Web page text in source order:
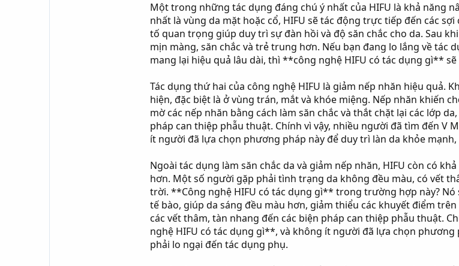
Một trong những tác dụng đáng chú ý nhất của HIFU là khả năng
nhất là vùng da mặt hoặc cổ, HIFU sẽ tác động trực tiếp đến các
tố quan trọng giúp duy trì sự đàn hồi và độ săn chắc cho da. Sau
mịn màng, săn chắc và trẻ trung hơn. Nếu bạn đang lo lắng về
mang lại hiệu quả lâu dài, thì **công nghệ HIFU có tác dụng gì**
Tác dụng thứ hai của công nghệ HIFU là giảm nếp nhăn hiệu quả.
hiện, đặc biệt là ở vùng trán, mắt và khóe miệng. Nếp nhăn khiến
mờ các nếp nhăn bằng cách làm săn chắc và thắt chặt lại các lớp
pháp can thiệp phẫu thuật. Chính vì vậy, nhiều người đã tìm đến
ít người đã lựa chọn phương pháp này để duy trì làn da khỏe
Ngoài tác dụng làm săn chắc da và giảm nếp nhăn, HIFU còn có
hơn. Một số người gặp phải tình trạng da không đều màu, có vết
trời. **Công nghệ HIFU có tác dụng gì** trong trường hợp này?
tế bào, giúp da sáng đều màu hơn, giảm thiểu các khuyết điểm
các vết thâm, tàn nhang đến các biện pháp can thiệp phẫu thuật.
nghệ HIFU có tác dụng gì**, và không ít người đã lựa chọn
phải lo ngại đến tác dụng phụ.